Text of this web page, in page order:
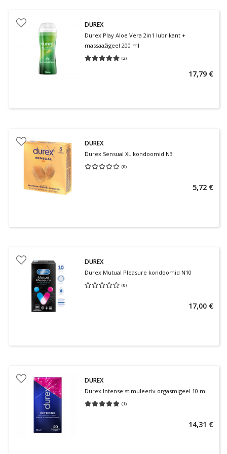
DUREX
Durex Play Aloe Vera 2in1 lubrikant +
massaažigeel 200 ml
(2)
Keskmine hinnang 5.00
17,79 €
DUREX
Durex Sensual XL kondoomid N3
(0)
Keskmine hinnang 0.00
5,72 €
DUREX
Durex Mutual Pleasure kondoomid N10
(0)
Keskmine hinnang 0.00
17,00 €
DUREX
Durex Intense stimuleeriv orgasmigeel 10 ml
(1)
Keskmine hinnang 5.00
14,31 €